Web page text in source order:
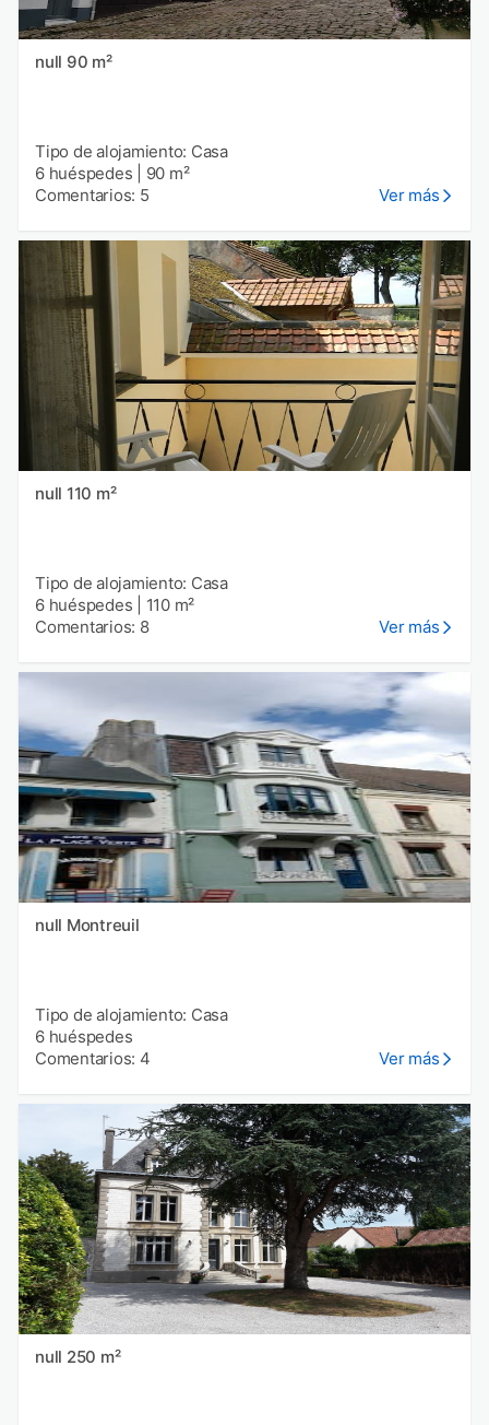
null 90 m²
Tipo de alojamiento: Casa
6 huéspedes
90 m²
Comentarios: 5
Ver más
null 110 m²
Tipo de alojamiento: Casa
6 huéspedes
110 m²
Comentarios: 8
Ver más
null Montreuil
Tipo de alojamiento: Casa
6 huéspedes
Comentarios: 4
Ver más
null 250 m²